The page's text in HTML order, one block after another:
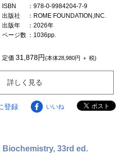
ISBN
：978-0-9984204-7-9
出版社
：ROME FOUNDATION,INC.
出版年
：2026年
ページ数 ：1036pp.
定価31,878円(本体28,980円 ＋ 税)
詳しく見る
登録 いいね
33rd ed.